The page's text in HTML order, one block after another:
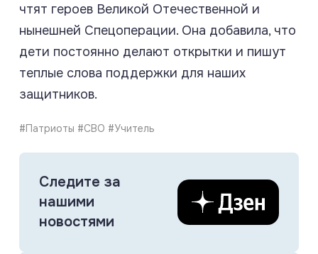
чтят героев Великой Отечественной и
нынешней Спецоперации. Она добавила, что
дети постоянно делают открытки и пишут
теплые слова поддержки для наших
защитников.
#Патриоты #СВО #Учитель
Следите за
нашими
новостями